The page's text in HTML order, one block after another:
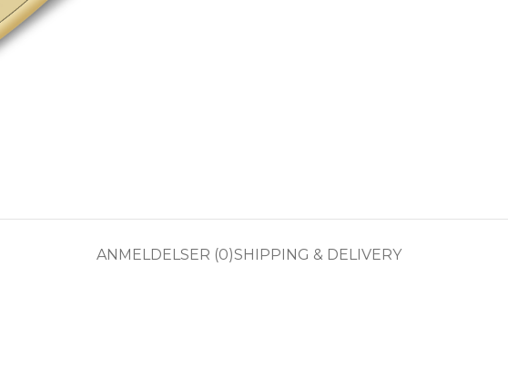
ANMELDELSER (0)SHIPPING & DELIVERY